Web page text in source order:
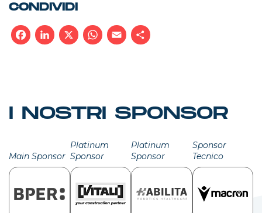
CONDIVIDI
I NOSTRI SPONSOR
Main Sponsor
Platinum
Sponsor
Platinum
Sponsor
Sponsor
Tecnico